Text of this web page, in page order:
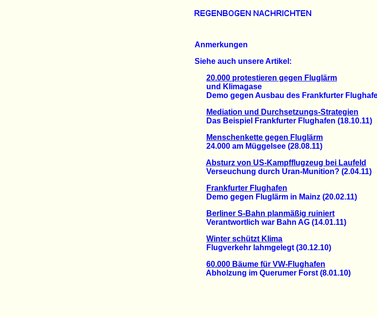
Anmerkungen
Siehe auch unsere Artikel:
20.000 protestieren gegen Fluglärm
und Klimagase
Demo gegen Ausbau des Frankfurter
Mediation und Durchsetzungs-Strategien
Das Beispiel Frankfurter Flughafen (18.10.11)
Menschenkette gegen Fluglärm
24.000 am Müggelsee (28.08.11)
Absturz von US-Kampfflugzeug bei Laufeld
Verseuchung durch Uran-Munition? (2.04.11)
Frankfurter Flughafen
Demo gegen Fluglärm in Mainz (20.02.11)
Berliner S-Bahn planmäßig ruiniert
Verantwortlich war Bahn AG (14.01.11)
Winter schützt Klima
Flugverkehr lahmgelegt (30.12.10)
60.000 Bäume für VW-Flughafen
Abholzung im Querumer Forst (8.01.10)